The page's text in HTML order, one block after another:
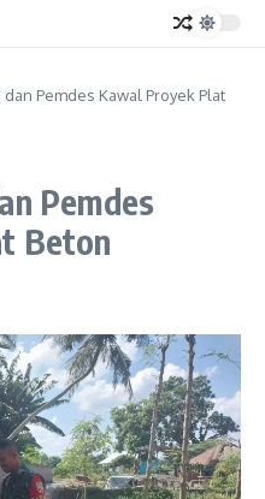
Pemdes Kawal Proyek Plat
Pemdes
Beton